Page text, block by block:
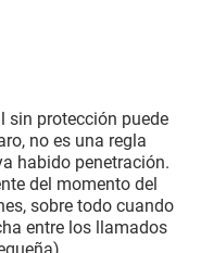
sin protección puede
no es una regla
habido penetración.
del momento del
sobre todo cuando
entre los llamados